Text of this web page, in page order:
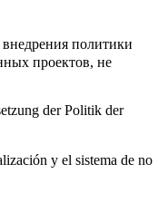
политики
проектов, не
der Politik der
y el sistema de no